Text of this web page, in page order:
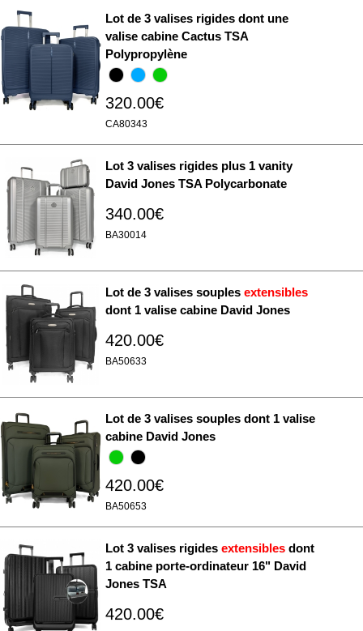
Lot de 3 valises rigides dont une
valise cabine Cactus TSA
Polypropylène
320.00€
CA80343
Lot 3 valises rigides plus 1 vanity
David Jones TSA Polycarbonate
340.00€
BA30014
Lot de 3 valises souples extensibles
dont 1 valise cabine David Jones
420.00€
BA50633
Lot de 3 valises souples dont 1 valise
cabine David Jones
420.00€
BA50653
Lot 3 valises rigides extensibles dont
1 cabine porte-ordinateur 16" David
Jones TSA
420.00€